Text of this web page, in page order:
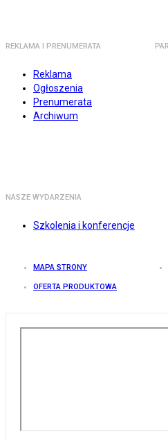
REKLAMA I PRENUMERATA
Reklama
Ogłoszenia
Prenumerata
Archiwum
NASZE WYDARZENIA
Szkolenia i konferencje
MAPA STRONY
OFERTA PRODUKTOWA